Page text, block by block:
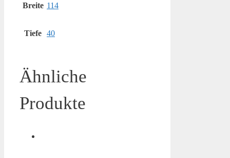
Breite 114
Tiefe 40
Ähnliche
Produkte